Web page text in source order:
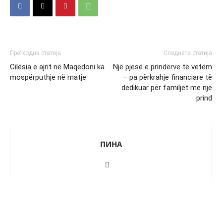
Претходна статија
Cilësia e ajrit në Maqedoni ka
mospërputhje në matje
Следната статија
Një pjesë e prindërve të vetëm
– pa përkrahje financiare të
dedikuar për familjet me një
prind
ПИНА